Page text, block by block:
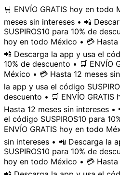
🛒 ENVÍO GRATIS hoy en todo
meses sin intereses • 📲
SUSPIROS10 para 10% de
hoy en todo México • 💳 Hasta
📲 Descarga la app y usa el
10% de descuento • 🛒 ENVÍO
México • 💳 Hasta 12 meses
la app y usa el código
descuento • 🛒 ENVÍO
Hasta 12 meses sin intereses
el código SUSPIROS10 para
ENVÍO GRATIS hoy en todo
sin intereses • 📲 Descarga la
SUSPIROS10 para 10% de
hoy en todo México • 💳 Hasta